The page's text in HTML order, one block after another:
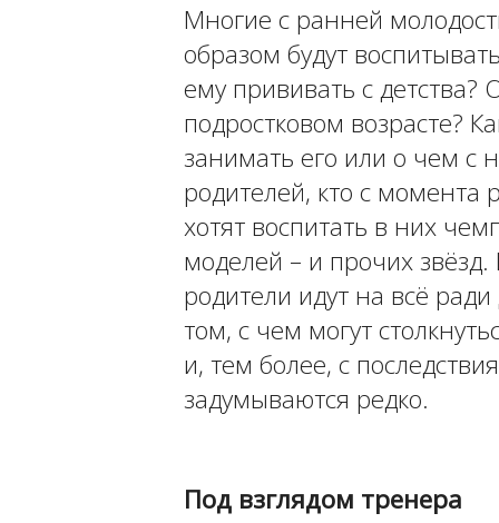
Многие с ранней
образом будут
ему прививать с детства?
подростковом возрасте?
занимать его или о чем с
родителей, кто с
хотят воспитать в них
моделей – и прочих
родители идут на всё
том, с чем могут
и, тем более, с
задумываются редко.
Под взглядом тренера